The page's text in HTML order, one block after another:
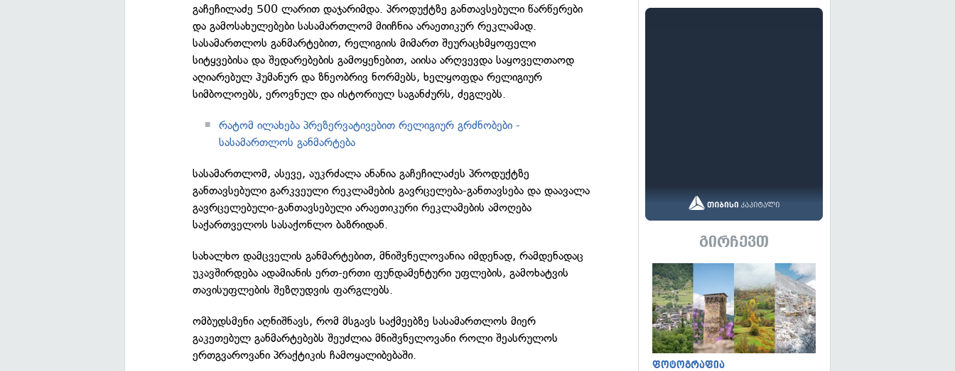
გაჩეჩილაძე 500 ლარით დაჯარიმდა. პროდუქტზე განთავსებული წარწერები
და გამოსახულებები სასამართლომ მიიჩნია არაეთიკურ რეკლამად.
სასამართლოს განმარტებით, რელიგიის მიმართ შეურაცხმყოფელი
სიტყვებისა და შედარებების გამოყენებით, აიისა არღვევდა საყოველთაოდ
აღიარებულ ჰუმანურ და ზნეობრივ ნორმებს, ხელყოფდა რელიგიურ
სიმბოლოებს, ეროვნულ და ისტორიულ საგანძურს, ძეგლებს.
რატომ ილახება პრეზერვატივებით რელიგიურ გრძნობები -
სასამართლოს განმარტება
სასამართლომ, ასევე, აუკრძალა ანანია გაჩეჩილაძეს პროდუქტზე
განთავსებული გარკვეული რეკლამების გავრცელება-განთავსება და დაავალა
გავრცელებული-განთავსებული არაეთიკური რეკლამების ამოღება
საქართველოს სასაქონლო ბაზრიდან.
სახალხო დამცველის განმარტებით, მნიშვნელოვანია იმდენად, რამდენადაც
უკავშირდება ადამიანის ერთ-ერთი ფუნდამენტური უფლების, გამოხატვის
თავისუფლების შეზღუდვის ფარგლებს.
ომბუდსმენი აღნიშნავს, რომ მსგავს საქმეებზე სასამართლოს მიერ
გაკეთებულ განმარტებებს შეუძლია მნიშვნელოვანი როლი შეასრულოს
ერთგვაროვანი პრაქტიკის ჩამოყალიბებაში.
გირჩევთ
ფოტოგრაფია